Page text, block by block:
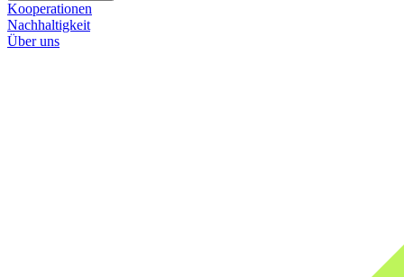
Kooperationen
Nachhaltigkeit
Über uns